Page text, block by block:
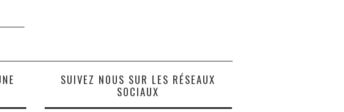
SUIVEZ NOUS SUR LES RÉSEAUX
SOCIAUX